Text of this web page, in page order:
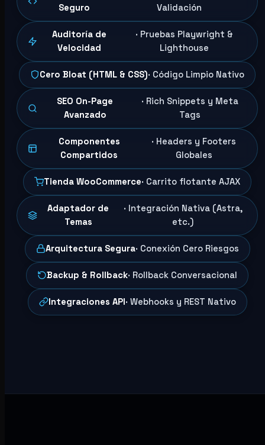
Seguro
Validación
Auditoría de
Velocidad
· Pruebas Playwright &
Lighthouse
Cero Bloat (HTML & CSS)· Código Limpio Nativo
SEO On-Page
Avanzado
· Rich Snippets y Meta
Tags
Componentes
Compartidos
· Headers y Footers
Globales
Tienda WooCommerce· Carrito flotante AJAX
Adaptador de
Temas
· Integración Nativa (Astra,
etc.)
Arquitectura Segura· Conexión Cero Riesgos
Backup & Rollback· Rollback Conversacional
Integraciones API· Webhooks y REST Nativo